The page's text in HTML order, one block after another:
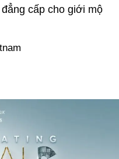
cấp cho giới mộ